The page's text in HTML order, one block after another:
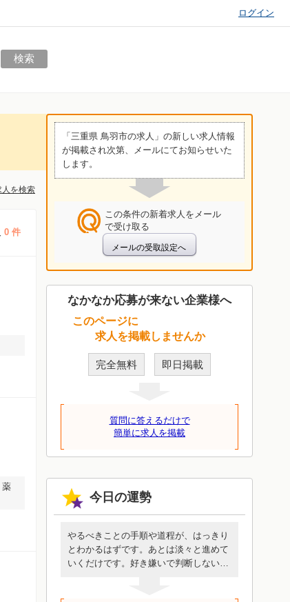
ログイン
人を検索
0 件
薬
「三重県 鳥羽市の求人」の新しい求人情報
が掲載され次第、メールにてお知らせいた
します。
この条件の新着求人をメール
で受け取る
なかなか応募が来ない企業様へ
このページに
求人を掲載しませんか
完全無料 即日掲載
質問に答えるだけで
簡単に求人を掲載
今日の運勢
やるべきことの手順や道程が、はっきり
とわかるはずです。あとは淡々と進めて
いくだけです。好き嫌いで判断しないで